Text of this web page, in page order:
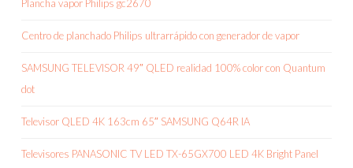
Plancha vapor Philips gc2670
Centro de planchado Philips ultrarrápido con generador de vapor
SAMSUNG TELEVISOR 49″ QLED realidad 100% color con Quantum
dot
Televisor QLED 4K 163cm 65″ SAMSUNG Q64R IA
Televisores PANASONIC TV LED TX-65GX700 LED 4K Bright Panel